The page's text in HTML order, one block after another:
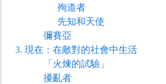
殉道者
先知和天使
彌賽亞
3. 現在：在敵對的社會中生活
「火煉的試驗」
擾亂者